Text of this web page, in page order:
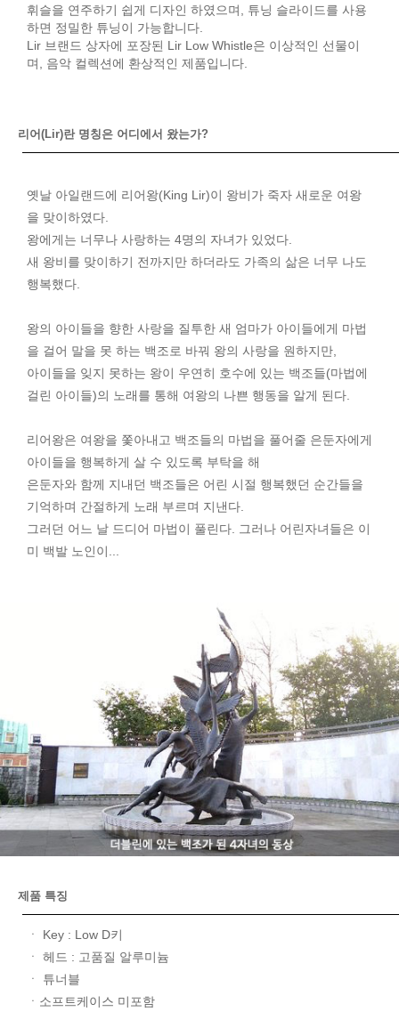
휘슬을 연주하기 쉽게 디자인 하였으며, 튜닝 슬라이드를 사용
하면 정밀한 튜닝이 가능합니다.
Lir 브랜드 상자에 포장된 Lir Low Whistle은 이상적인 선물이
며, 음악 컬렉션에 환상적인 제품입니다.
리어(Lir)란 명칭은 어디에서 왔는가?
옛날 아일랜드에 리어왕(King Lir)이 왕비가 죽자 새로운 여왕
을 맞이하였다.
왕에게는 너무나 사랑하는 4명의 자녀가 있었다.
새 왕비를 맞이하기 전까지만 하더라도 가족의 삶은 너무 나도
행복했다.
왕의 아이들을 향한 사랑을 질투한 새 엄마가 아이들에게 마법
을 걸어 말을 못 하는 백조로 바꿔 왕의 사랑을 원하지만,
아이들을 잊지 못하는 왕이 우연히 호수에 있는 백조들(마법에
걸린 아이들)의 노래를 통해 여왕의 나쁜 행동을 알게 된다.
리어왕은 여왕을 쫓아내고 백조들의 마법을 풀어줄 은둔자에게
아이들을 행복하게 살 수 있도록 부탁을 해
은둔자와 함께 지내던 백조들은 어린 시절 행복했던 순간들을
기억하며 간절하게 노래 부르며 지낸다.
그러던 어느 날 드디어 마법이 풀린다. 그러나 어린자녀들은 이
미 백발 노인이...
제품 특징
ㆍ Key : Low D키
ㆍ 헤드 : 고품질 알루미늄
ㆍ 튜너블
ㆍ소프트케이스 미포함